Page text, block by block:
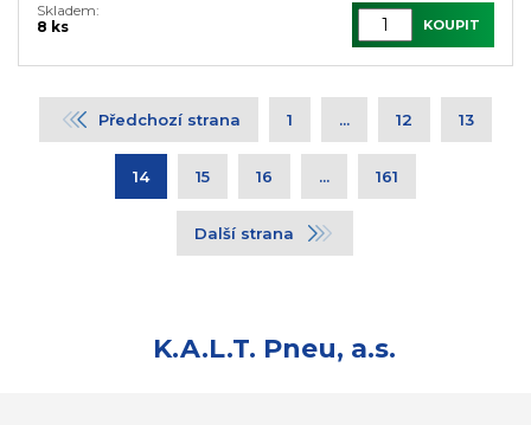
Skladem:
8 ks
KOUPIT
Předchozí strana 1 ... 12 13
14 15 16 ... 161
Další strana
K.A.L.T. Pneu, a.s.